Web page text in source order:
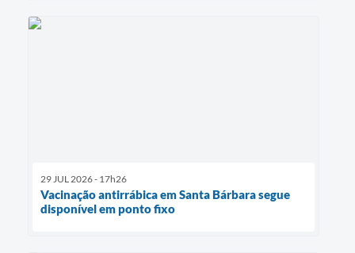
29 JUL 2026 - 17h26
Vacinação antirrábica em Santa Bárbara segue
disponível em ponto fixo